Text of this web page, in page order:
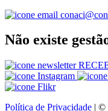
Não existe
Política de Privacidade | ©